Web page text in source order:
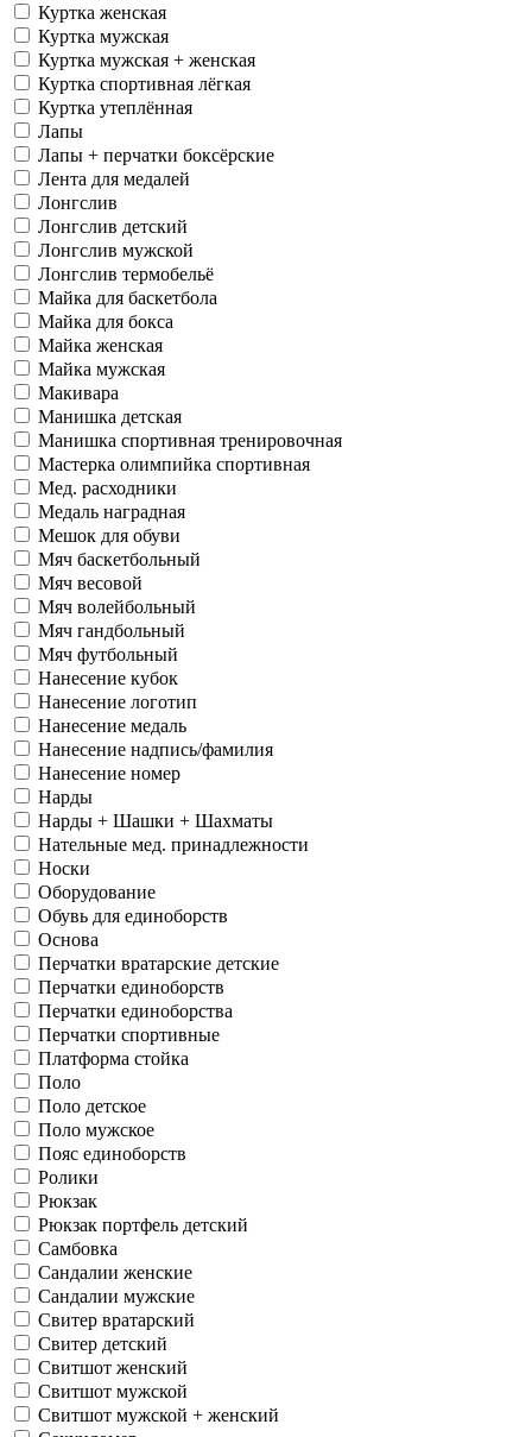
Куртка женская
Куртка мужская
Куртка мужская + женская
Куртка спортивная лёгкая
Куртка утеплённая
Лапы
Лапы + перчатки боксёрские
Лента для медалей
Лонгслив
Лонгслив детский
Лонгслив мужской
Лонгслив термобельё
Майка для баскетбола
Майка для бокса
Майка женская
Майка мужская
Макивара
Манишка детская
Манишка спортивная тренировочная
Мастерка олимпийка спортивная
Мед. расходники
Медаль наградная
Мешок для обуви
Мяч баскетбольный
Мяч весовой
Мяч волейбольный
Мяч гандбольный
Мяч футбольный
Нанесение кубок
Нанесение логотип
Нанесение медаль
Нанесение надпись/фамилия
Нанесение номер
Нарды
Нарды + Шашки + Шахматы
Нательные мед. принадлежности
Носки
Оборудование
Обувь для единоборств
Основа
Перчатки вратарские детские
Перчатки единоборств
Перчатки единоборства
Перчатки спортивные
Платформа стойка
Поло
Поло детское
Поло мужское
Пояс единоборств
Ролики
Рюкзак
Рюкзак портфель детский
Самбовка
Сандалии женские
Сандалии мужские
Свитер вратарский
Свитер детский
Свитшот женский
Свитшот мужской
Свитшот мужской + женский